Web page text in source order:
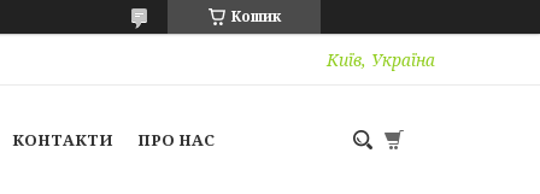
Кошик
Київ, Україна
КОНТАКТИ ПРО НАС